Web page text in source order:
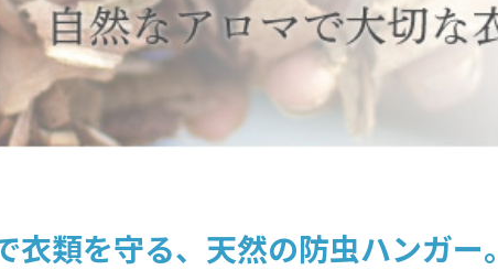
衣類を守る、天然の防虫ハンガー。